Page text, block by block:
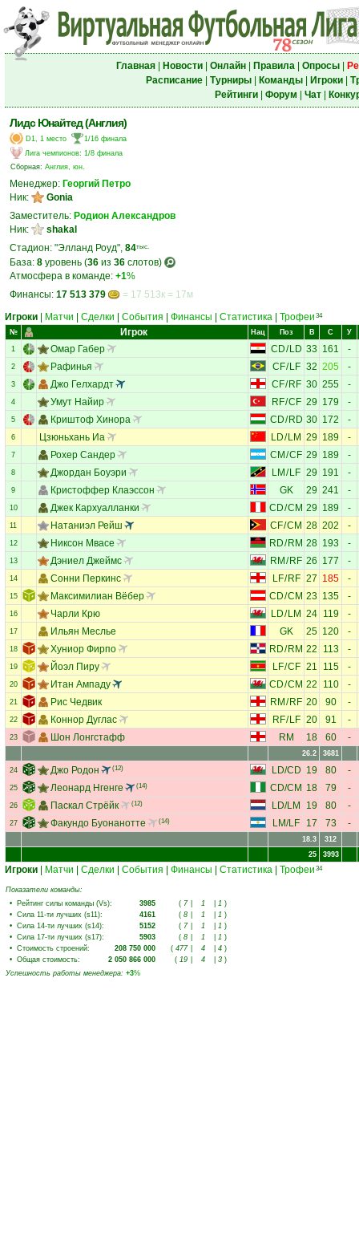
Главная| Новости| Онлайн| Правила| Опросы|
Расписание| Турниры| Команды| Игроки|
Рейтинги| Форум Чат|
Лидс Юнайтед (Англия)
D1, 1 место
1/16 финала
Лига чемпионов: 1/8 финала
Сборная: Англия, юн.
Менеджер: Георгий Петро
Ник:
Gonia
Заместитель: Родион Александров
Ник:
shakal
Стадион: "Элланд Роуд", 84тыс.
База: 8 уровень (36 из 36 слотов)
Атмосфера в команде: +1%
Финансы: 17 513 379
= 17 513к = 17м
Игроки
Матчи Сделки События Финансы Статистика Трофеи 34
№ Игрок Нац Поз В С У
1 Омар Габер CD/LD 33 161 -
2 Рафинья CF/LF 32 205 -
3 Джо Гелхардт CF/RF 30 255 -
4 Умут Найир RF/CF 29 179 -
5 Криштоф Хинора CD/RD 30 172 -
6 Цзюньхань Иа LD/ LM 29 189 -
7 Рохер Сандер CM /CF 29 189 -
8 Джордан Боуэри LM / LF 29 191 -
9 Кристоффер Клаэссон GK 29 241 -
10 Джек Кархуалланки CD/CM 29 189 -
11 Натаниэл Рейш CF/CM 28 202 -
12 Никсон Мвасе RD/ RM 28 193 -
13 Дэниел Джеймс RM / RF 26 177 -
14 Сонни Перкинс LF/RF 27 185 -
15 Максимилиан Вёбер CD/CM 23 135 -
16 Чарли Крю LD/ LM 24 119 -
17 Ильян Меслье GK 25 120 -
18 Хуниор Фирпо RD/ RM 22 113 -
19 Йоэл Пиру LF/CF 21 115 -
20 Итан Ампаду CD/CM 22 110 -
21 Рис Чедвик RM / RF 20 90 -
22 Коннор Дуглас RF/LF 20 91 -
23 Шон Лонгстафф RM 18 60 -
26.2 3681
24 Джо Родон (12) LD/CD 19 80 -
25 Леонард Нгенге (14) CD/CM 18 79 -
26 Паскал Стрёйк (12) LD/LM 19 80 -
27 Факундо Буонанотте (14) LM/LF 17 73 -
18.3
312
25
3993
Игроки Матчи Сделки События Финансы Статистика Трофеи 34
Показатели команды:
• Рейтинг силы команды (Vs): 3985 ( 7 1 1 )
• Сила 11-ти лучших (s11): 4161 ( 8 1 1 )
• Сила 14-ти лучших (s14): 5152 ( 7 1 1 )
• Сила 17-ти лучших (s17): 5903 ( 8 1 1 )
• Стоимость строений: 208 750 000 ( 477 4 4 )
• Общая стоимость: 2 050 866 000 ( 19 4 3 )
Успешность работы менеджера: +3%